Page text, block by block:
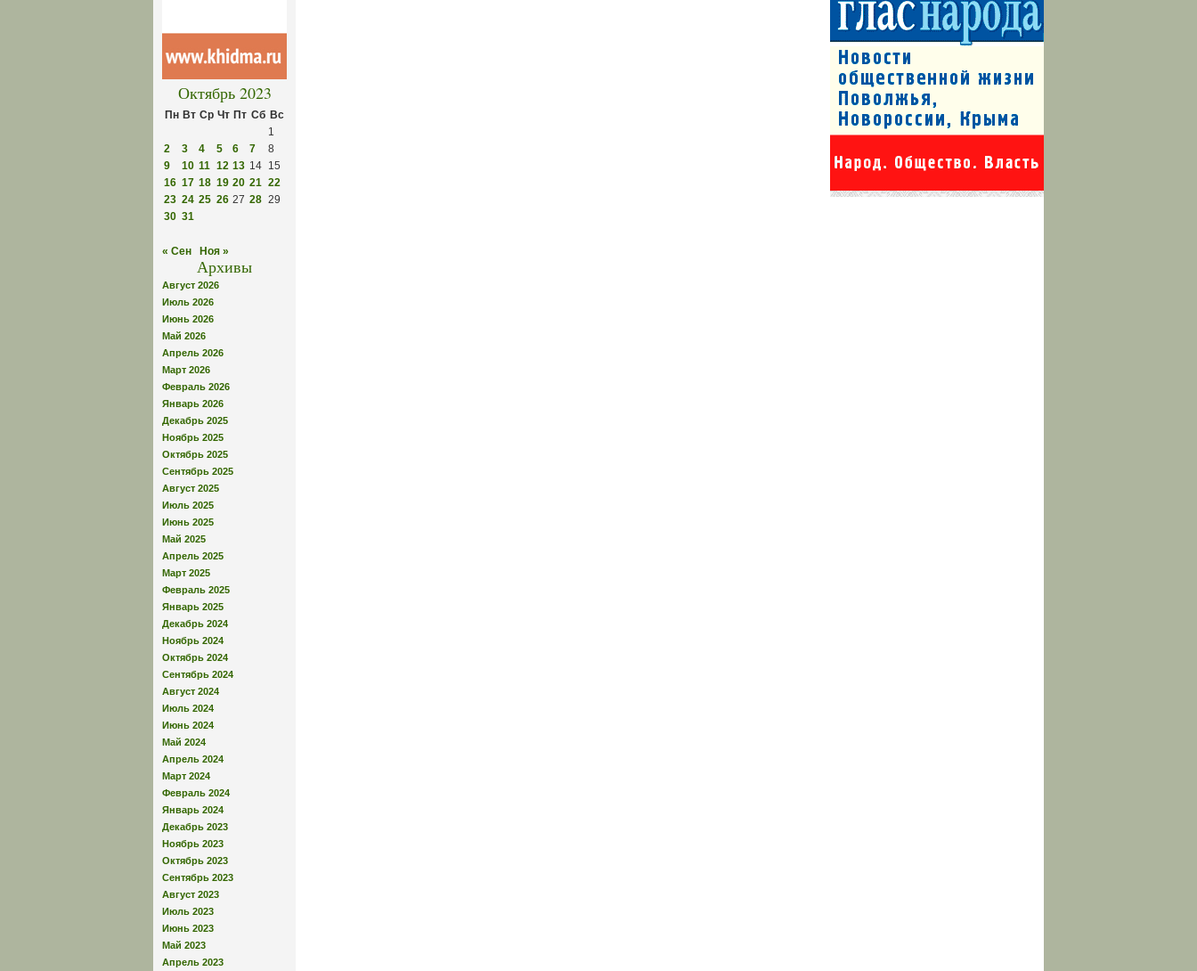
Октябрь 2023
Пн Вт Ср Чт Пт Сб Вс
1
2
3 4 5 6 7
8
9
10 11 12 13 14 15
16 17 18 19 20 21 22
23 24 25 26 27 28 29
30 31
« Сен Ноя »
Архивы
Август 2026
Июль 2026
Июнь 2026
Май 2026
Апрель 2026
Март 2026
Февраль 2026
Январь 2026
Декабрь 2025
Ноябрь 2025
Октябрь 2025
Сентябрь 2025
Август 2025
Июль 2025
Июнь 2025
Май 2025
Апрель 2025
Март 2025
Февраль 2025
Январь 2025
Декабрь 2024
Ноябрь 2024
Октябрь 2024
Сентябрь 2024
Август 2024
Июль 2024
Июнь 2024
Май 2024
Апрель 2024
Март 2024
Февраль 2024
Январь 2024
Декабрь 2023
Ноябрь 2023
Октябрь 2023
Сентябрь 2023
Август 2023
Июль 2023
Июнь 2023
Май 2023
Апрель 2023